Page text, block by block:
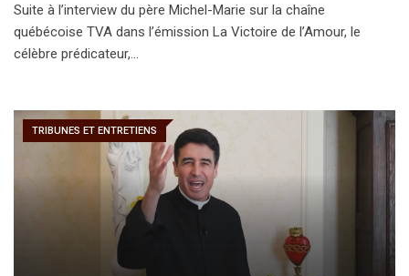
Suite à l’interview du père Michel-Marie sur la chaîne
québécoise TVA dans l’émission La Victoire de l’Amour, le
célèbre prédicateur,…
TRIBUNES ET ENTRETIENS